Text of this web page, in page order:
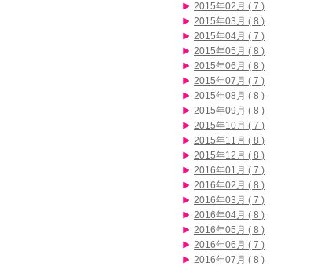
2015年02月 ( 7 )
2015年03月 ( 8 )
2015年04月 ( 7 )
2015年05月 ( 8 )
2015年06月 ( 8 )
2015年07月 ( 7 )
2015年08月 ( 8 )
2015年09月 ( 8 )
2015年10月 ( 7 )
2015年11月 ( 8 )
2015年12月 ( 8 )
2016年01月 ( 7 )
2016年02月 ( 8 )
2016年03月 ( 7 )
2016年04月 ( 8 )
2016年05月 ( 8 )
2016年06月 ( 7 )
2016年07月 ( 8 )